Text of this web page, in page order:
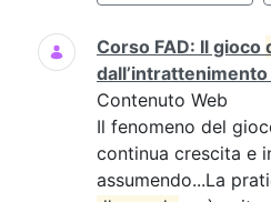
Corso FAD: Il gioco
Contenuto Web
Il fenomeno del
continua crescita e
assumendo...La